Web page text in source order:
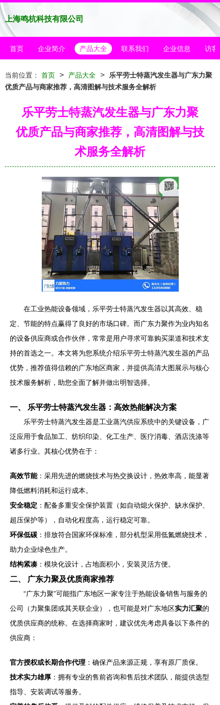
上海鸣杭科技有限公司
首页 企业简介 产品大全 联系我们 企业信息 访客
当前位置： 首页 > 产品大全 >
乐平劳士特蒸汽发生器与广东力聚
优质产品与商家推荐，高清图解与技术服务全解析
乐平劳士特蒸汽发生器与广东力聚
优质产品与商家推荐，高清图解与技
术服务全解析
在工业热能设备领域，乐平劳士特蒸汽发生器以其高效、稳
定、节能的特点赢得了良好的市场口碑。而广东力聚作为业内知名
的设备供应商或合作伙伴，常常是用户寻求可靠购买渠道和技术支
持的首选之一。本文将为您系统介绍乐平劳士特蒸汽发生器的产品
优势，推荐值得信赖的广东地区商家，并提供高清大图展示与核心
技术服务解析，助您全面了解并做出明智选择。
一、 乐平劳士特蒸汽发生器：高效热能解决方案
乐平劳士特蒸汽发生器是工业蒸汽供应系统中的关键设备，广
泛应用于食品加工、纺织印染、化工生产、医疗消毒、酒店洗涤等
诸多行业。其核心优势在于：
高效节能：采用先进的燃烧技术与热交换设计，热效率高，能显著
降低燃料消耗和运行成本。
安全稳定 ：配备多重安全保护装置（如自动熄火保护、缺水保护、
超压保护等），自动化程度高，运行稳定可靠。
环保低碳 ：排放符合国家环保标准，部分机型采用低氮燃烧技术，
助力企业绿色生产。
结构紧凑 ：模块化设计，占地面积小，安装灵活方便。
二、 广东力聚及优质商家推荐
“广东力聚”可能指广东地区一家专注于热能设备销售与服务的
公司（力聚集团或其关联企业），也可能是对广东地区实力汇聚的
优质供应商的统称。在选择商家时，建议优先考虑具备以下条件的
供应商：
官方授权或长期合作代理 ：确保产品来源正规，享有原厂质保。
技术实力雄厚 ：拥有专业的售前咨询和售后技术团队，能提供选型
指导、安装调试等服务。